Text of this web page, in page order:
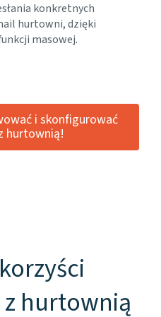
konkretnych
hurtowni, dzięki
masowej.
i skonfigurować
hurtownią!
hurtownią